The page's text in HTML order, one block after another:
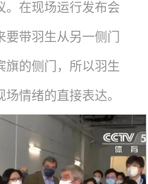
。在现场运行发布会
带羽生从另一侧门
旗的侧门，所以羽生
情绪的直接表达。